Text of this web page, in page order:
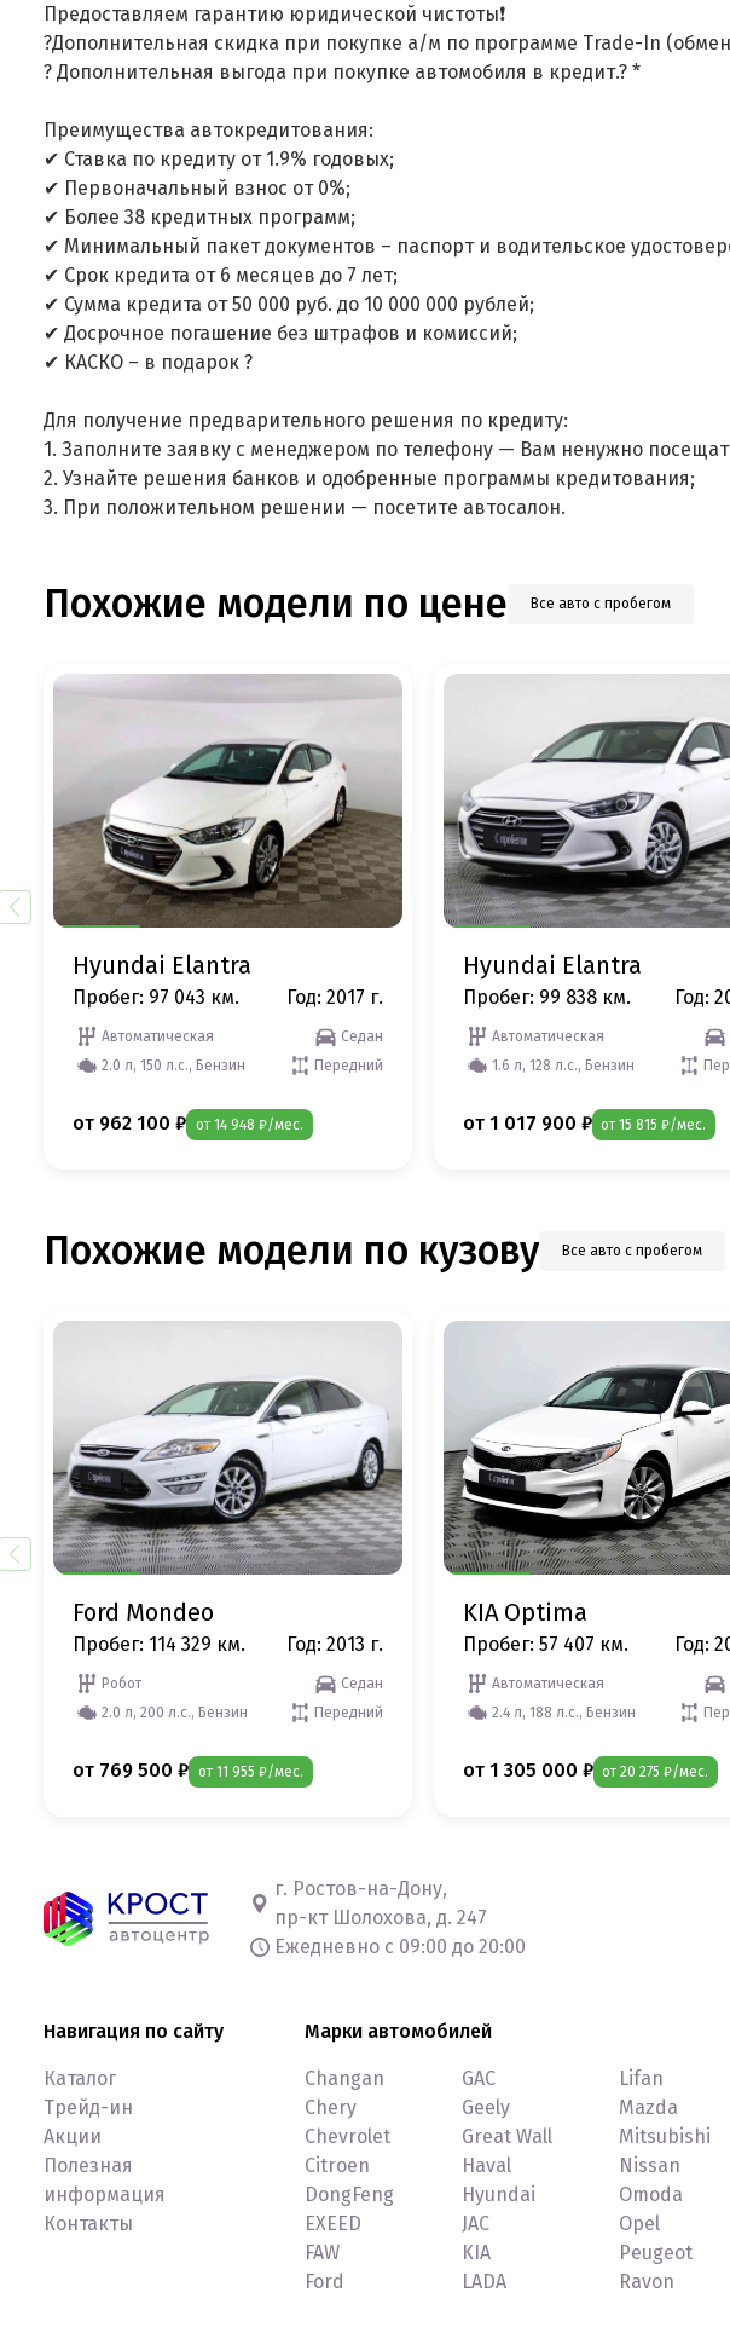
Предоставляем гарантию юридической чистоты❗
?Дополнительная скидка при покупке а/м по программе Trade-In
? Дополнительная выгода при покупке автомобиля в кредит.? *
Преимущества автокредитования:
✔ Ставка по кредиту от 1.9% годовых;
✔ Первоначальный взнос от 0%;
✔ Более 38 кредитных программ;
✔ Минимальный пакет документов – паспорт и водительское
✔ Срок кредита от 6 месяцев до 7 лет;
✔ Сумма кредита от 50 000 руб. до 10 000 000 рублей;
✔ Досрочное погашение без штрафов и комиссий;
✔ КАСКО – в подарок ?
Для получение предварительного решения по кредиту:
1. Заполните заявку с менеджером по телефону — Вам ненужно
2. Узнайте решения банков и одобренные программы кредитования;
3. При положительном решении — посетите автосалон.
Похожие модели по цене Все авто с пробегом
Hyundai Elantra
Пробег: 97 043 км. Год: 2017 г.
Автоматическая
Седан
2.0 л, 150 л.с., Бензин
Передний
от 962 100 ₽ от 14 948 ₽/мес.
Hyundai Elantra
Пробег: 99 838 км. Год:
Автоматическая
1.6 л, 128 л.с., Бензин
от 1 017 900 ₽ от 15 815 ₽/мес.
Похожие модели по кузову Все авто с пробегом
Ford Mondeo
Пробег: 114 329 км. Год: 2013 г.
Робот
Седан
2.0 л, 200 л.с., Бензин
Передний
от 769 500 ₽ от 11 955 ₽/мес.
KIA Optima
Пробег: 57 407 км. Год:
Автоматическая
2.4 л, 188 л.с., Бензин
от 1 305 000 ₽ от 20 275 ₽/мес.
г. Ростов-на-Дону,
пр-кт Шолохова, д. 247
Ежедневно с 09:00 до 20:00
Навигация по сайту
Каталог
Трейд-ин
Акции
Полезная
информация
Контакты
Марки автомобилей
Changan
Chery
Chevrolet
Citroen
DongFeng
EXEED
FAW
Ford
GAC
Geely
Great Wall
Haval
Hyundai
JAC
KIA
LADA
Lifan
Mazda
Mitsubishi
Nissan
Omoda
Opel
Peugeot
Ravon